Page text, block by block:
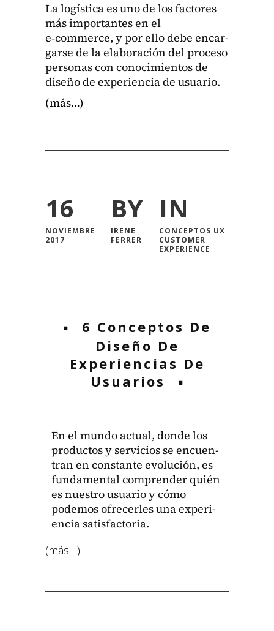
La logís­ti­ca es uno de los fac­tores
más impor­tantes en el
e‑commerce, y por ello debe encar­
garse de la elab­o­ración del pro­ce­so
per­sonas con conocimien­tos de
dis­eño de expe­ri­en­cia de usuario.
(más…)
16
NOVIEMBRE
2017
BY
IRENE
FERRER
IN
CONCEPTOS UX
CUSTOMER
EXPERIENCE
6 Conceptos De
Diseño De
Experiencias De
Usuarios
En el mun­do actu­al, donde los
pro­duc­tos y ser­vi­cios se encuen­
tran en con­stante evolu­ción, es
fun­da­men­tal com­pren­der quién
es nue­stro usuario y cómo
podemos ofre­cer­les una expe­ri­
en­cia sat­is­fac­to­ria.
(más…)